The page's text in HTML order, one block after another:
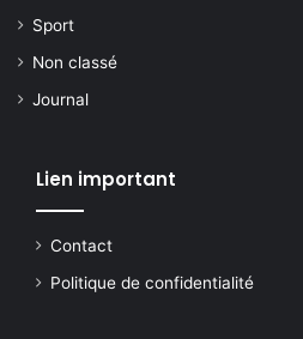
Sport
Non classé
Journal
Lien important
Contact
Politique de confidentialité